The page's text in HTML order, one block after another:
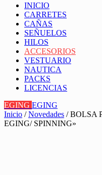
INICIO
CARRETES
CAÑAS
SEÑUELOS
HILOS
ACCESORIOS
VESTUARIO
NAUTICA
PACKS
LICENCIAS
EGING EGING
Inicio /Novedades / BOLSA
EGING/ SPINNING»